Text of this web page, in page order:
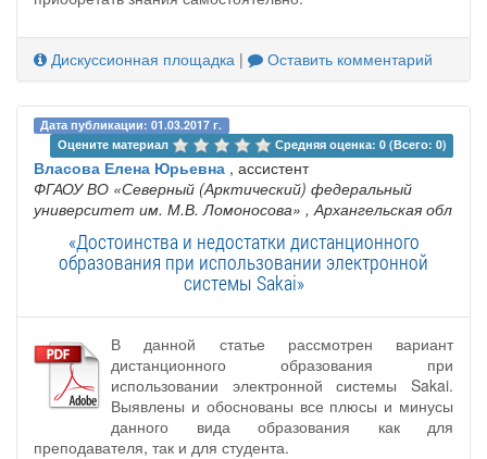
Дискуссионная площадка | Оставить комментарий
Дата публикации: 01.03.2017 г.
Оцените материал
Средняя оценка: 0 (Всего: 0)
Власова Елена Юрьевна , ассистент
ФГАОУ ВО «Северный (Арктический) федеральный
университет им. М.В. Ломоносова» , Архангельская обл
«Достоинства и недостатки дистанционного
образования при использовании электронной
системы Sakai»
В данной статье рассмотрен вариант
дистанционного образования при
использовании электронной системы Sakai.
Выявлены и обоснованы все плюсы и минусы
данного вида образования как для
преподавателя, так и для студента.